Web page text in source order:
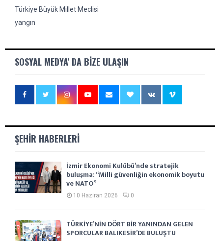
Türkiye Büyük Millet Meclisi
yangın
SOSYAL MEDYA' DA BIZE ULAŞIN
ŞEHIR HABERLERI
İzmir Ekonomi Kulübü’nde stratejik
buluşma: “Milli güvenliğin ekonomik boyutu
ve NATO”
10 Haziran 2026 0
TÜRKİYE’NİN DÖRT BİR YANINDAN GELEN
SPORCULAR BALIKESİR’DE BULUŞTU